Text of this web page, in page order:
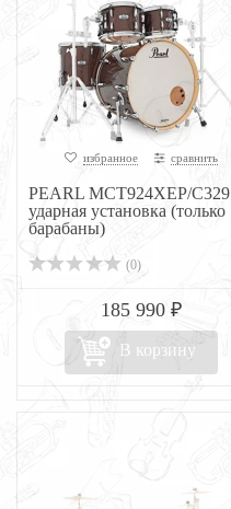
избранное сравнить
PEARL MCT924XEP/C329
ударная установка (только
барабаны)
(0)
185 990 ₽
В корзину